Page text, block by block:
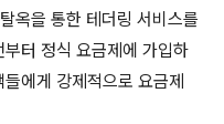
옥을 통한 테더링 서비스를
터 정식 요금제에 가입하
에게 강제적으로 요금제